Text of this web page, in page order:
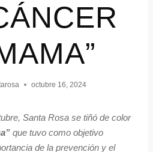
octubre 16, 2024
Santa Rosa se tiñó de color
que tuvo como objetivo
de la prevención y el